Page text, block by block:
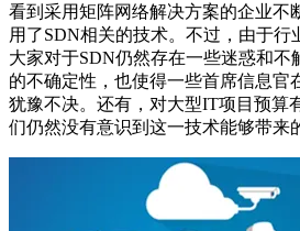
看到采用矩阵网络解决方案的企业不
用了SDN相关的技术。不过，由于行
大家对于SDN仍然存在一些迷惑和不
的不确定性，也使得一些首席信息官
犹豫不决。还有，对大型IT项目预算
们仍然没有意识到这一技术能够带来